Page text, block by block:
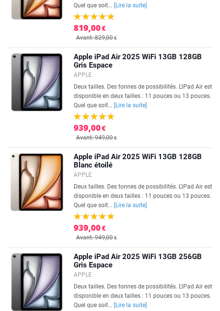
Quel que soit...
[Lire la suite]
819,00€
Avant: 829,00€
Apple iPad Air 2025 WiFi 13GB 128GB
Gris Espace
APPLE
Deux tailles. Des tonnes de possibilités. L'iPad Air est
disponible en deux tailles : 11 pouces ou 13 pouces.
Quel que soit...
[Lire la suite]
939,00€
Avant: 949,00€
Apple iPad Air 2025 WiFi 13GB 128GB
Blanc étoilé
APPLE
Deux tailles. Des tonnes de possibilités. L'iPad Air est
disponible en deux tailles : 11 pouces ou 13 pouces.
Quel que soit...
[Lire la suite]
939,00€
Avant: 949,00€
Apple iPad Air 2025 WiFi 13GB 256GB
Gris Espace
APPLE
Deux tailles. Des tonnes de possibilités. L'iPad Air est
disponible en deux tailles : 11 pouces ou 13 pouces.
Quel que soit...
[Lire la suite]